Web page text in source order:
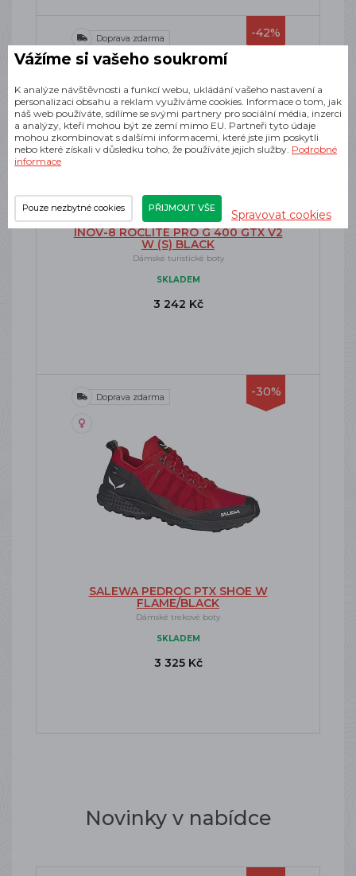
-42%
Doprava zdarma
INOV-8 ROCLITE PRO G 400 GTX V2
W (S) BLACK
Dámské turistické boty
SKLADEM
3 242 Kč
-30%
Doprava zdarma
SALEWA PEDROC PTX SHOE W
FLAME/BLACK
Dámské trekové boty
SKLADEM
3 325 Kč
Novinky v nabídce
Vážíme si vašeho soukromí
K analýze návštěvnosti a funkcí webu, ukládání vašeho nastavení a
personalizaci obsahu a reklam využíváme cookies. Informace o tom, jak
náš web používáte, sdílíme se svými partnery pro sociální média, inzerci
a analýzy, kteří mohou být ze zemí mimo EU. Partneři tyto údaje
mohou zkombinovat s dalšími informacemi, které jste jim poskytli
nebo které získali v důsledku toho, že používáte jejich služby. Podrobné
informace
Pouze nezbytné cookies PŘIJMOUT VŠE Spravovat cookies